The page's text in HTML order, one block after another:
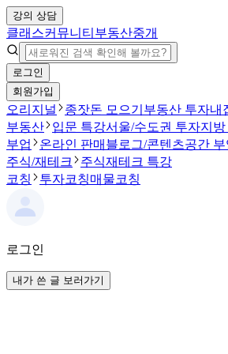
강의 상담
클래스커뮤니티 부동산중개
로그인
회원가입
오리지널 종잣돈 모으기 부동산 투자내
부동산
입문 특강서울/수도권 투자지
부업
온라인 판매 블로그/콘텐츠공간 부
주식/재테크
주식재테크 특강
코칭
투자코칭매물코칭
로그인
내가 쓴 글 보러가기